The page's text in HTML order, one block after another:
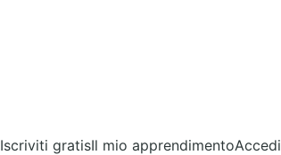
Iscriviti gratisIl mio apprendimentoAccedi